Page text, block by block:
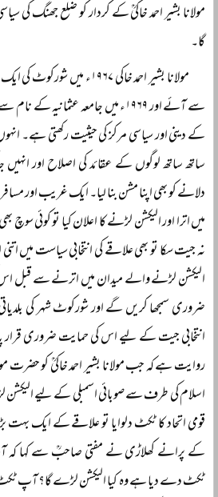
مولانا بشیر احمد خاکیؒ کے کردار کو ضلع جھنگ کی
گا۔
مولانا بشیر احمد خاکی ۱۹۶۷ء
سے آئے اور ۱۹۶۹ء میں جامعہ عثمانیہ
کے دینی اور سیاسی مرکز کی حیثیت رکھتی ہے۔
ساتھ ساتھ لوگوں کے عقائد کی اصلاح اور
دلانے کو بھی اپنا مشن بنا لیا۔ ایک غریب اور
میں اترا اور الیکشن لڑنے کا اعلان کیا تو کوئی سوچ
نہ جیت سکا تو بھی علاقے کی انتخابی سیاست میں
الیکشن لڑنے والے میدان میں اترنے سے قبل اس کی
ضروری سمجھا کریں گے اور شورکوٹ شہر کی
انتخابی جیت کے لیے اس کی حمایت ضروری قرار
روایت ہے کہ جب مولانا بشیر احمد خاکیؒ کو حضرت
اسلام کی طرف سے صوبائی اسمبلی کے لیے الیکشن
قومی اتحاد کا ٹکٹ دلوایا تو علاقے کے ایک بہت
کے پرانے کھلاڑی نے مفتی صاحبؒ سے کہا
ٹکٹ دے دیا ہے وہ کیا الیکشن لڑے گا؟ آپ ٹکٹ